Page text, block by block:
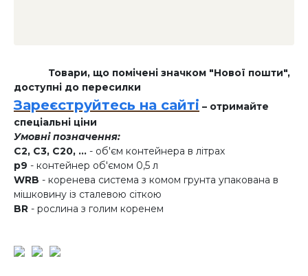
Товари, що помічені значком "Нової пошти",
доступні до пересилки
Зареєструйтесь на сайті – отримайте
спеціальні ціни
Умовні позначення:
C2, C3, C20, ... - об'єм контейнера в літрах
p9 - контейнер об'ємом 0,5 л
WRB - коренева система з комом грунта упакована в
мішковину із сталевою сіткою
BR - рослина з голим коренем